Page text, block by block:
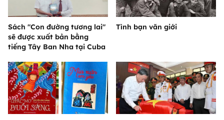
Sách "Con đường tương lai"
sẽ được xuất bản bằng
tiếng Tây Ban Nha tại Cuba
Tình bạn văn giới